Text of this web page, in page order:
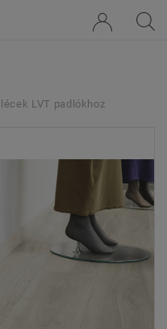
LVT padlókhoz